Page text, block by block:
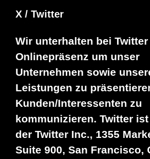
X / Twitter
Wir unterhalten bei Twitter
Onlinepräsenz um unser
Unternehmen sowie
Leistungen zu
Kunden/Interessenten zu
kommunizieren. Twitter
der Twitter Inc., 1355
Suite 900, San Francisco,